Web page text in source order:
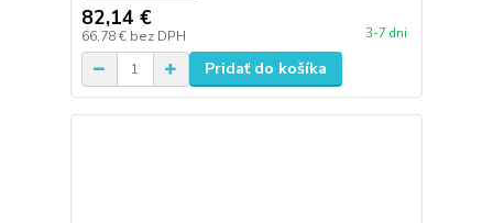
82,14 €
66,78 € bez DPH 3-7 dni
Pridať do košíka